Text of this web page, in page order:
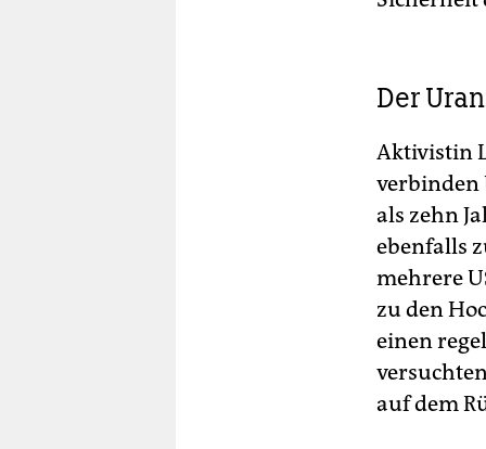
Der
Aktivistin
verbinden
als zehn
ebenfalls
mehrere
zu den
einen
auf dem